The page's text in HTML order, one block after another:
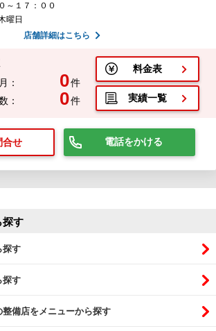
～１７：００
曜日
店舗詳細はこちら
： 0件
：
0件
料金表
実績一覧
合せ 電話をかける
探す
探す
探す
備店をメニューから探す